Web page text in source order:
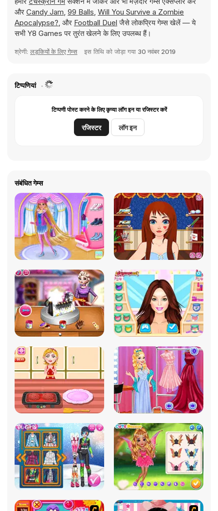
और Candy Jam, 99 Balls, Will You Survive a Zombie
Apocalypse?, और Football Duel जैसे लोकप्रिय गेम्स खेलें — ये
सभी Y8 Games पर तुरंत खेलने के लिए उपलब्ध हैं।
श्रेणी: लड़कियों के लिए गेम्स इस तिथि को जोड़ा गया 30 नवंबर 2019
टिप्पणियां
टिप्पणी पोस्ट करने के लिए कृप्या लॉग इन या रजिस्टर करें
रजिस्टर लॉग इन
संबंधित गेम्स